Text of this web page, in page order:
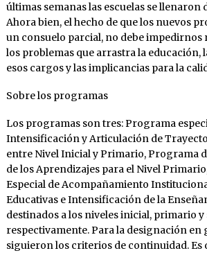
últimas semanas las escuelas se llenaron
Ahora bien, el hecho de que los nuevos
un consuelo parcial, no debe
los problemas que arrastra la educación,
esos cargos y las implicancias para la
Sobre los programas
Los programas son tres: Programa
Intensificación y Articulación de
entre Nivel Inicial y Primario, Programa
de los Aprendizajes para el Nivel
Especial de Acompañamiento
Educativas e Intensificación de la
destinados a los niveles inicial, primario
respectivamente. Para la designación en
siguieron los criterios de continuidad. Es